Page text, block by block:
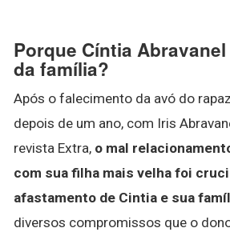
Porque Cíntia
da família?
Após o falecimento da avó do
depois de um ano, com Iris
revista Extra, o mal
com sua filha mais velha foi
afastamento de Cintia e sua
diversos compromissos que o